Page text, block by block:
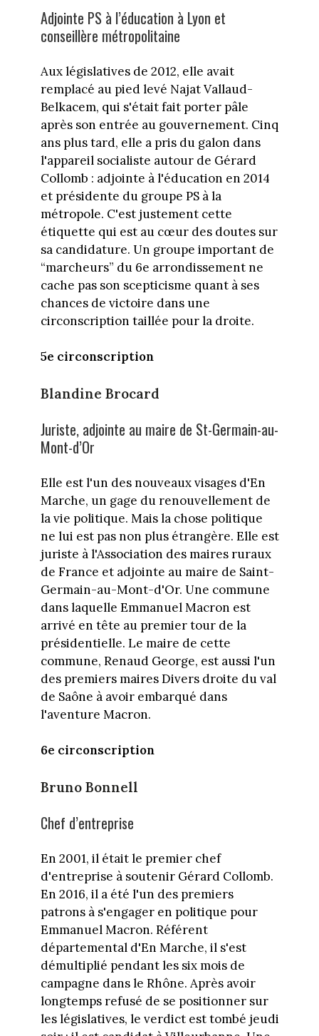
Adjointe PS à l’éducation à Lyon et
conseillère métropolitaine
Aux législatives de 2012, elle avait
remplacé au pied levé Najat Vallaud-
Belkacem, qui s'était fait porter pâle
après son entrée au gouvernement. Cinq
ans plus tard, elle a pris du galon dans
l'appareil socialiste autour de Gérard
Collomb : adjointe à l'éducation en 2014
et présidente du groupe PS à la
métropole. C'est justement cette
étiquette qui est au cœur des doutes sur
sa candidature. Un groupe important de
“marcheurs” du 6e arrondissement ne
cache pas son scepticisme quant à ses
chances de victoire dans une
circonscription taillée pour la droite.
5e circonscription
Blandine Brocard
Juriste, adjointe au maire de St-Germain-au-
Mont-d’Or
Elle est l'un des nouveaux visages d'En
Marche, un gage du renouvellement de
la vie politique. Mais la chose politique
ne lui est pas non plus étrangère. Elle est
juriste à l'Association des maires ruraux
de France et adjointe au maire de Saint-
Germain-au-Mont-d'Or. Une commune
dans laquelle Emmanuel Macron est
arrivé en tête au premier tour de la
présidentielle. Le maire de cette
commune, Renaud George, est aussi l'un
des premiers maires Divers droite du val
de Saône à avoir embarqué dans
l'aventure Macron.
6e circonscription
Bruno Bonnell
Chef d’entreprise
En 2001, il était le premier chef
d'entreprise à soutenir Gérard Collomb.
En 2016, il a été l'un des premiers
patrons à s'engager en politique pour
Emmanuel Macron. Référent
départemental d'En Marche, il s'est
démultiplié pendant les six mois de
campagne dans le Rhône. Après avoir
longtemps refusé de se positionner sur
les législatives, le verdict est tombé jeudi